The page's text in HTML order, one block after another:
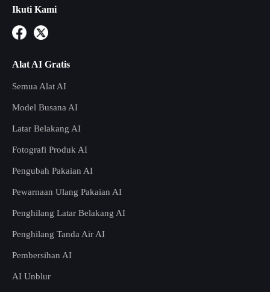
Ikuti Kami
Alat AI Gratis
Semua Alat AI
Model Busana AI
Latar Belakang AI
Fotografi Produk AI
Pengubah Pakaian AI
Pewarnaan Ulang Pakaian AI
Penghilang Latar Belakang AI
Penghilang Tanda Air AI
Pembersihan AI
AI Unblur